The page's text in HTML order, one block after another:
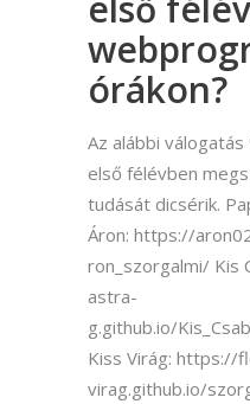
órákon?
Az alábbi
első félévben
tudását dicsérik.
Áron: https://
ron_szorgalmi/ Kis
astra-
g.github.io/
Kiss Virág: https://
virag.github.io/